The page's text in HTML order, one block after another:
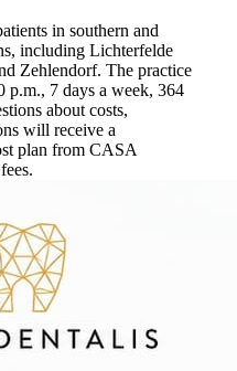
in southern and
including Lichterfelde
Zehlendorf. The practice
p.m., 7 days a week, 364
about costs,
will receive a
plan from CASA